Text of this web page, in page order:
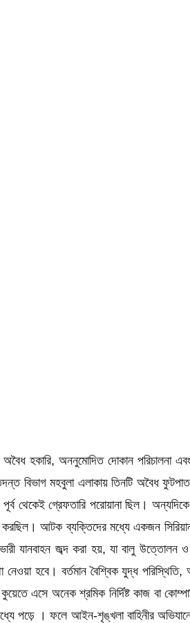
হকারি, অননুমোদিত দোকান পরিচালনা
বিভাগ মহবুলা এলাকায় তিনটি অবৈধ
থেকেই গ্রেফতারি পরোয়ানা ছিল।
করছিল। আটক ব্যক্তিদের মধ্যে একজন
যানবাহন জব্দ করা হয়, যা বালু উত্তোলন ও
হবে। বর্তমান বৈশ্বিক যুদ্ধ পরিস্থিতি,
এসে অনেক শ্রমিক নির্দিষ্ট কাজ বা
পড়ে । ফলে আইন-শৃঙ্খলা বাহিনীর